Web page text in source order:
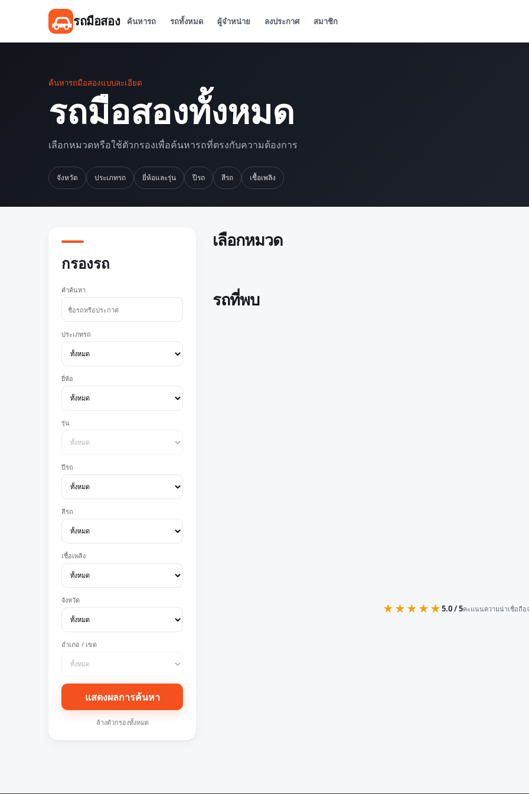
รถมือสอง ค้นหารถ รถทั้งหมด ผู้จำหน่าย ลงประกาศ สมาชิก
ค้นหารถมือสองแบบละเอียด
รถมือสองทั้งหมด
เลือกหมวดหรือใช้ตัวกรองเพื่อค้นหารถที่ตรงกับความต้องการ
จังหวัด ประเภทรถ ยี่ห้อและรุ่น ปีรถ สีรถ เชื้อเพลิง
กรองรถ
คำค้นหา
ประเภทรถ
ยี่ห้อ
รุ่น
ปีรถ
สีรถ
เชื้อเพลิง
จังหวัด
อำเภอ / เขต
แสดงผลการค้นหา
ล้างตัวกรองทั้งหมด
เลือกหมวด
รถที่พบ
★★★★★5.0 / 5คะแนนความน่าเชื่อถือ